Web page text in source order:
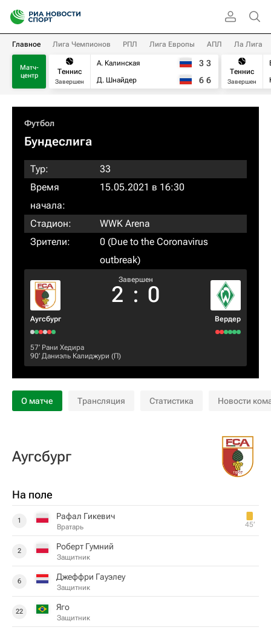
Главное Лига Чемпионов РПЛ Лига Европы АПЛ Ла Лига
Матч-
центр
Теннис
Завершен
А. Калинская
Д. Шнайдер
3 3
6 6
Теннис
Завершен
Футбол
Бундеслига
Тур:
33
Время
начала:
15.05.2021 в 16:30
Стадион:
WWK Arena
Зрители:
0 (Due to the Coronavirus
outbreak)
Аугсбург
Завершен
2 : 0
Вердер
57‎’‎ Рани Хедира
90‎’‎ Даниэль Калиджури (П)
О матче Трансляция Статистика Новости
Аугсбург
На поле
1 Рафал Гикевич
Вратарь 45‎’‎
2 Роберт Гумний
Защитник
6 Джеффри Гауэлеу
Защитник
22 Яго
Защитник